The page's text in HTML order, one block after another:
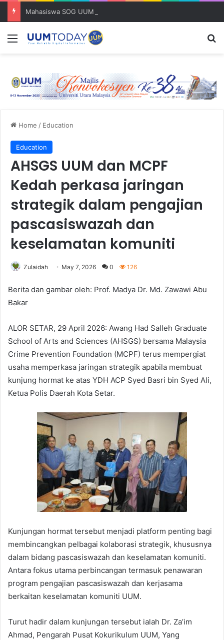
Menu
Home / Education
Education
AHSGS UUM dan MCPF
Kedah perkasa jaringan
strategik dalam pengajian
pascasiswazah dan
keselamatan komuniti
Zulaidah May 7, 2026 0 126
Berita dan gambar oleh: Prof. Madya Dr. Md. Zawawi Abu
Bakar
ALOR SETAR, 29 April 2026: Awang Had Salleh Graduate
School of Arts and Sciences (AHSGS) bersama Malaysia
Crime Prevention Foundation (MCPF) terus mempergiat
usaha memperkasa jaringan strategik apabila membuat
kunjung hormat ke atas YDH ACP Syed Basri bin Syed Ali,
Ketua Polis Daerah Kota Setar.
Kunjungan hormat tersebut menjadi platform penting bagi
membincangkan pelbagai kolaborasi strategik, khususnya
dalam bidang pascasiswazah dan keselamatan komuniti.
Antara fokus utama perbincangan termasuk penawaran
program pengajian pascasiswazah dan kerjasama
berkaitan keselamatan komuniti UUM.
Turut hadir dalam kunjungan tersebut ialah Dr. Za’im
Ahmad, Pengarah Pusat Kokurikulum UUM, Yang